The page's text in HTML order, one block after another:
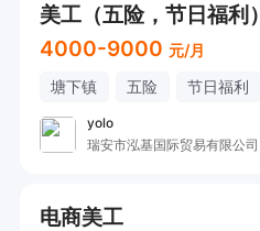
美工（五险，节日福利）
4000-9000 元/月
塘下镇 五险 节日福利
yolo
瑞安市泓基国际贸易有限公司
电商美工